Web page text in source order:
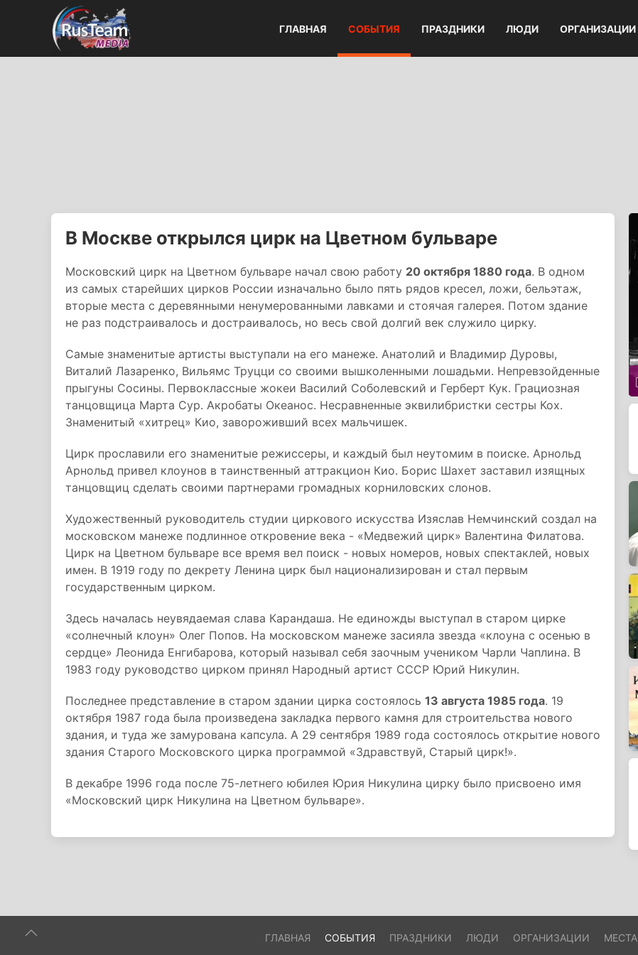
ГЛАВНАЯ СОБЫТИЯ ПРАЗДНИКИ ЛЮДИ ОРГАНИЗАЦИИ
В Москве открылся цирк на Цветном бульваре
Московский цирк на Цветном бульваре начал свою работу 20 октября 1880 года. В одном
из самых старейших цирков России изначально было пять рядов кресел, ложи, бельэтаж,
вторые места с деревянными ненумерованными лавками и стоячая галерея. Потом здание
не раз подстраивалось и достраивалось, но весь свой долгий век служило цирку.
Самые знаменитые артисты выступали на его манеже. Анатолий и Владимир Дуровы,
Виталий Лазаренко, Вильямс Труцци со своими вышколенными лошадьми. Непревзойденные
прыгуны Сосины. Первоклассные жокеи Василий Соболевский и Герберт Кук. Грациозная
танцовщица Марта Сур. Акробаты Океанос. Несравненные эквилибристки сестры Кох.
Знаменитый «хитрец» Кио, завороживший всех мальчишек.
Цирк прославили его знаменитые режиссеры, и каждый был неутомим в поиске. Арнольд
Арнольд привел клоунов в таинственный аттракцион Кио. Борис Шахет заставил изящных
танцовщиц сделать своими партнерами громадных корниловских слонов.
Художественный руководитель студии циркового искусства Изяслав Немчинский создал на
московском манеже подлинное откровение века - «Медвежий цирк» Валентина Филатова.
Цирк на Цветном бульваре все время вел поиск - новых номеров, новых спектаклей, новых
имен. В 1919 году по декрету Ленина цирк был национализирован и стал первым
государственным цирком.
Здесь началась неувядаемая слава Карандаша. Не единожды выступал в старом цирке
«солнечный клоун» Олег Попов. На московском манеже засияла звезда «клоуна с осенью в
сердце» Леонида Енгибарова, который называл себя заочным учеником Чарли Чаплина. В
1983 году руководство цирком принял Народный артист СССР Юрий Никулин.
Последнее представление в старом здании цирка состоялось 13 августа 1985 года. 19
октября 1987 года была произведена закладка первого камня для строительства нового
здания, и туда же замурована капсула. А 29 сентября 1989 года состоялось открытие нового
здания Старого Московского цирка программой «Здравствуй, Старый цирк!».
В декабре 1996 года после 75-летнего юбилея Юрия Никулина цирку было присвоено имя
«Московский цирк Никулина на Цветном бульваре».
ГЛАВНАЯ СОБЫТИЯ ПРАЗДНИКИ ЛЮДИ ОРГАНИЗАЦИИ МЕСТА